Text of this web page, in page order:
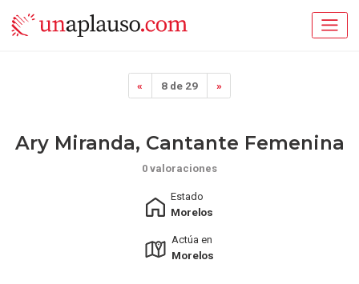
« 8 de 29 »
Ary Miranda, Cantante Femenina
0 valoraciones
Estado
Morelos
Actúa en
Morelos